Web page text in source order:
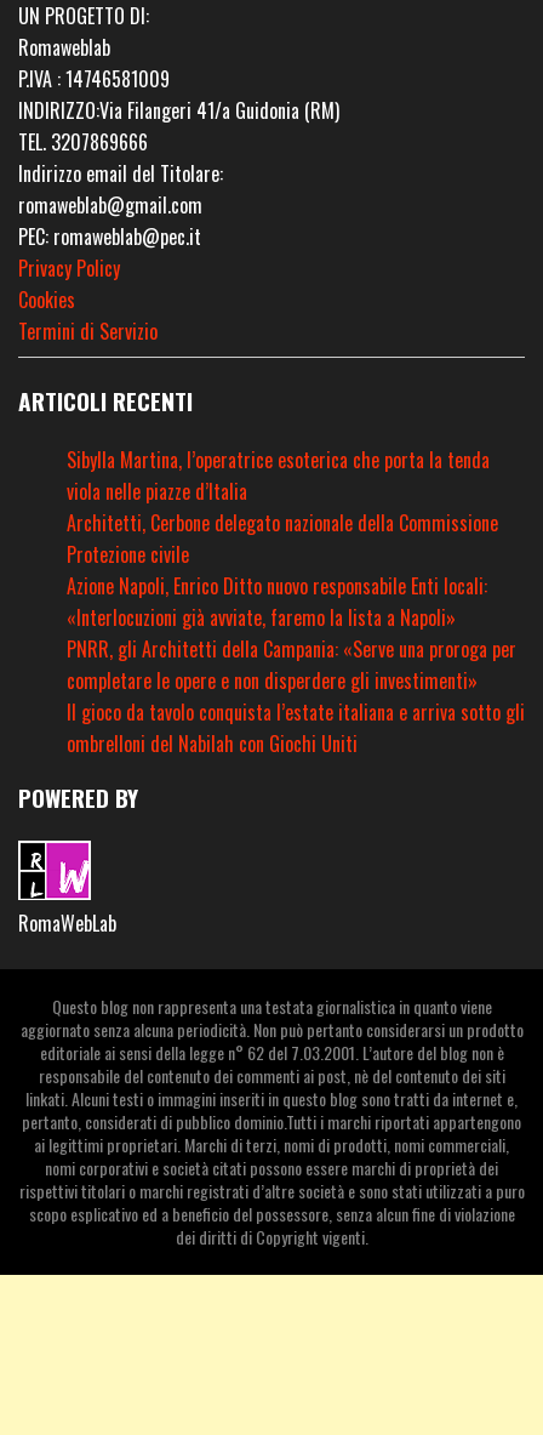
UN PROGETTO DI:
Romaweblab
P.IVA : 14746581009
INDIRIZZO:Via Filangeri 41/a Guidonia (RM)
TEL. 3207869666
Indirizzo email del Titolare:
romaweblab@gmail.com
PEC: romaweblab@pec.it
Privacy Policy
Cookies
Termini di Servizio
ARTICOLI RECENTI
Sibylla Martina, l’operatrice esoterica che porta la tenda
viola nelle piazze d’Italia
Architetti, Cerbone delegato nazionale della Commissione
Protezione civile
Azione Napoli, Enrico Ditto nuovo responsabile Enti locali:
«Interlocuzioni già avviate, faremo la lista a Napoli»
PNRR, gli Architetti della Campania: «Serve una proroga per
completare le opere e non disperdere gli investimenti»
Il gioco da tavolo conquista l’estate italiana e arriva sotto gli
ombrelloni del Nabilah con Giochi Uniti
POWERED BY
RomaWebLab
Questo blog non rappresenta una testata giornalistica in quanto viene
aggiornato senza alcuna periodicità. Non può pertanto considerarsi un prodotto
editoriale ai sensi della legge n° 62 del 7.03.2001. L’autore del blog non è
responsabile del contenuto dei commenti ai post, nè del contenuto dei siti
linkati. Alcuni testi o immagini inseriti in questo blog sono tratti da internet e,
pertanto, considerati di pubblico dominio.Tutti i marchi riportati appartengono
ai legittimi proprietari. Marchi di terzi, nomi di prodotti, nomi commerciali,
nomi corporativi e società citati possono essere marchi di proprietà dei
rispettivi titolari o marchi registrati d’altre società e sono stati utilizzati a puro
scopo esplicativo ed a beneficio del possessore, senza alcun fine di violazione
dei diritti di Copyright vigenti.